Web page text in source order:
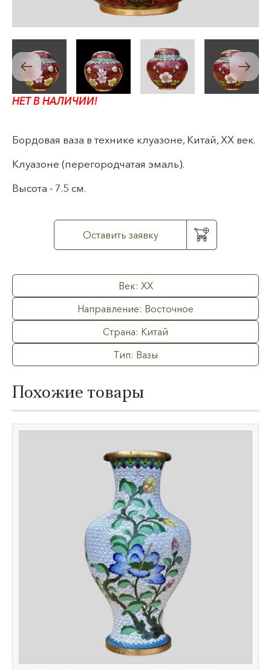
НЕТ В НАЛИЧИИ!
Бордовая ваза в технике клуазоне, Китай, XX век.
Клуазоне (перегородчатая эмаль).
Высота - 7.5 см.
Оставить заявку
Век: XX
Направление: Восточное
Страна: Китай
Тип: Вазы
Похожие товары